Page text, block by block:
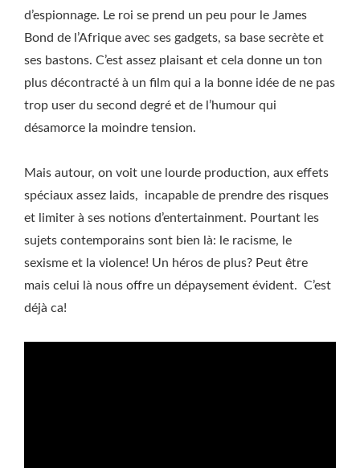
d’espionnage. Le roi se prend un peu pour le James
Bond de l’Afrique avec ses gadgets, sa base secrète et
ses bastons. C’est assez plaisant et cela donne un ton
plus décontracté à un film qui a la bonne idée de ne pas
trop user du second degré et de l’humour qui
désamorce la moindre tension.
Mais autour, on voit une lourde production, aux effets
spéciaux assez laids, incapable de prendre des risques
et limiter à ses notions d’entertainment. Pourtant les
sujets contemporains sont bien là: le racisme, le
sexisme et la violence! Un héros de plus? Peut être
mais celui là nous offre un dépaysement évident. C’est
déjà ca!